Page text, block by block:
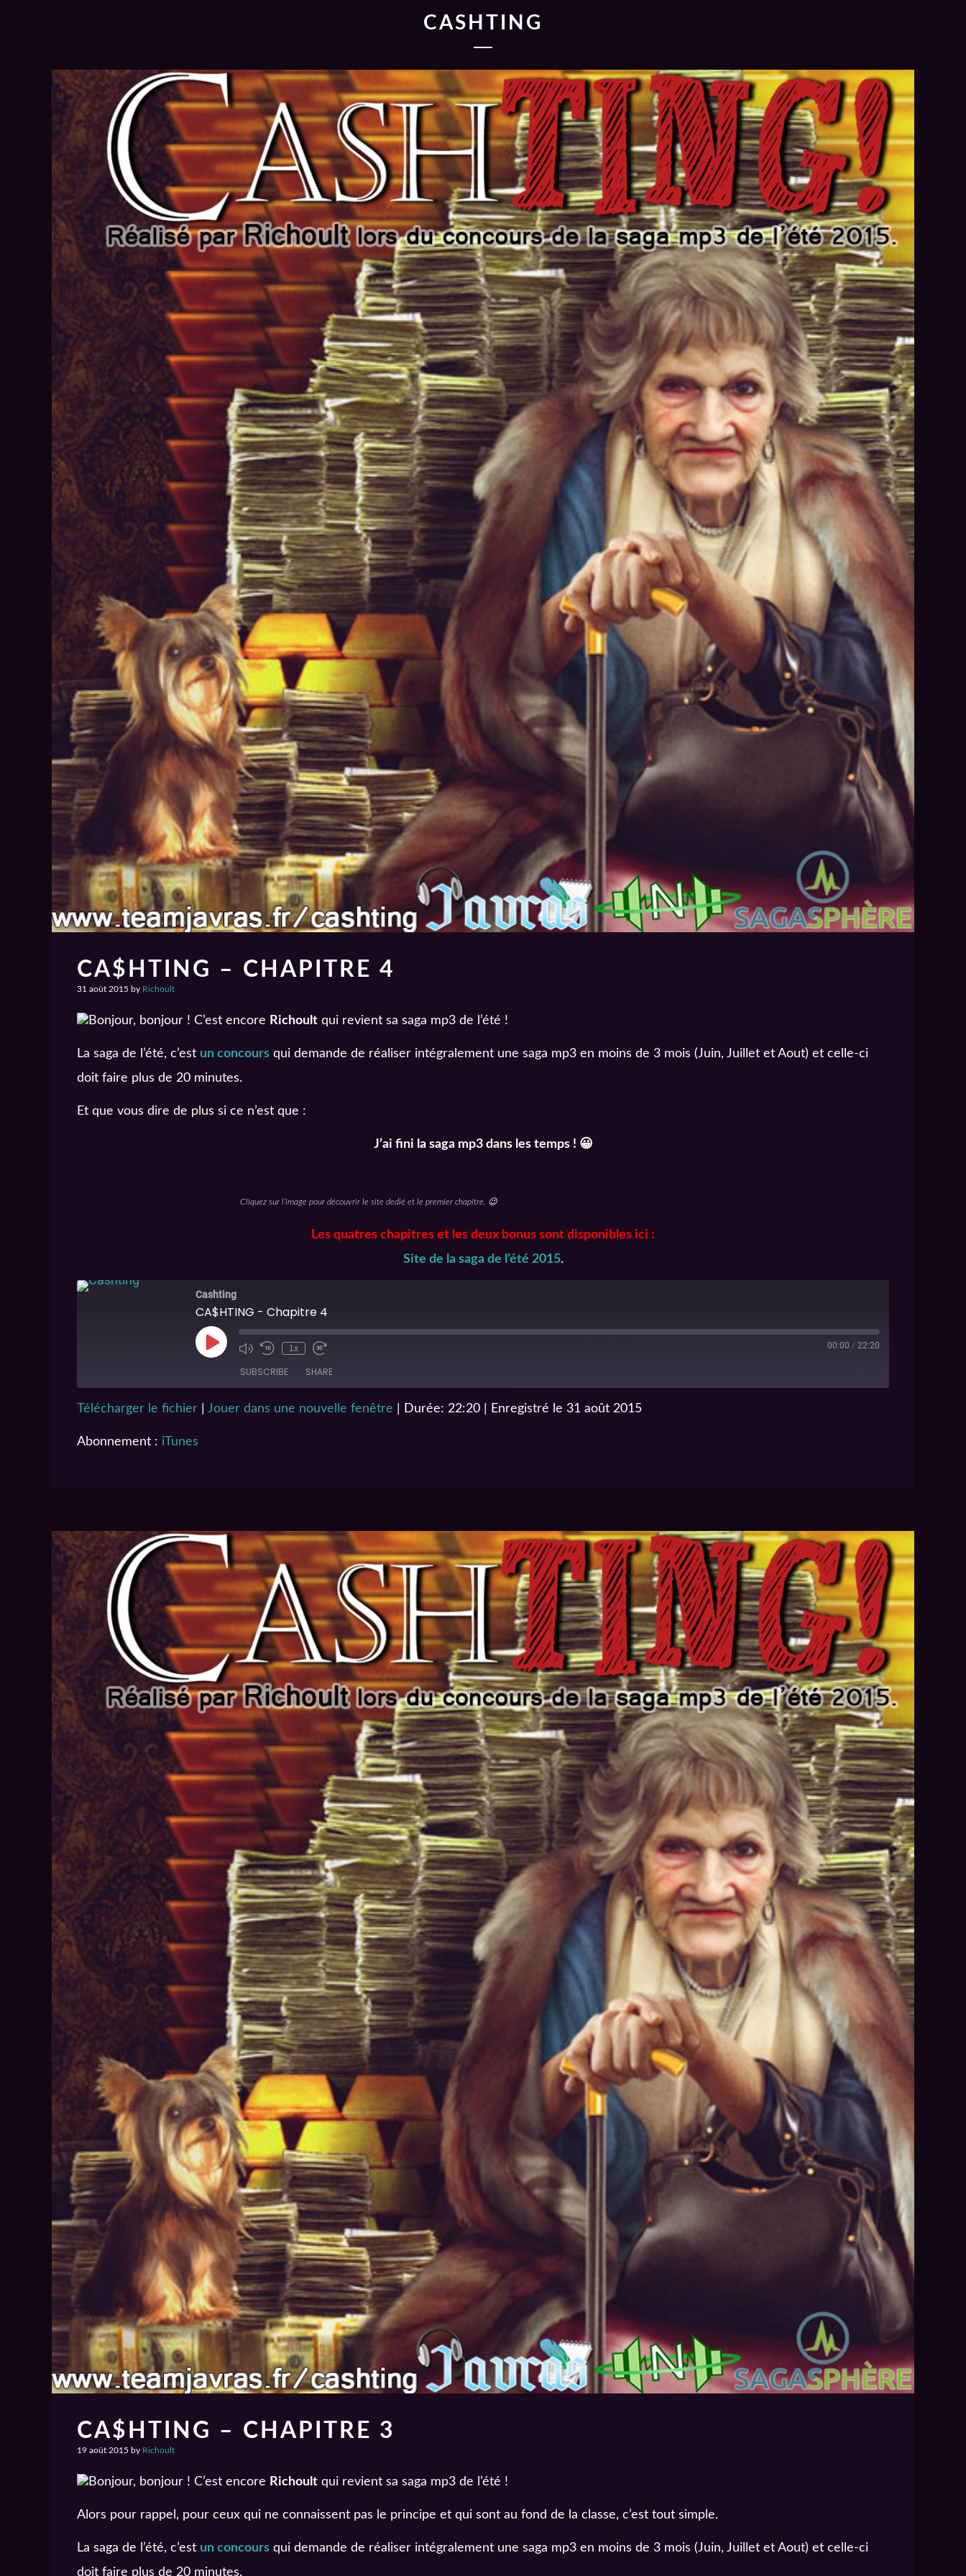
CASHTING
CA$HTING – CHAPITRE 4
31 août 2015 by Richoult
Bonjour, bonjour ! C’est encore Richoult qui revient sa saga mp3 de l’été !
La saga de l’été, c’est un concours qui demande de réaliser intégralement une saga mp3 en moins de 3 mois (Juin, Juillet et Aout) et celle-ci
doit faire plus de 20 minutes.
Et que vous dire de plus si ce n’est que :
J’ai fini la saga mp3 dans les temps ! 😀
Cliquez sur l’image pour découvrir le site dedié et le premier chapitre. 😉
Les quatres chapitres et les deux bonus sont disponibles ici :
Site de la saga de l’été 2015.
Cashting
CA$HTING - Chapitre 4
1x 00:00 / 22:20
SUBSCRIBE SHARE
iTunes
RSS FEED
SHARE
LINK
Télécharger le fichier Jouer dans une nouvelle fenêtre Durée: 22:20 Enregistré le 31 août 2015
Abonnement : iTunes
CA$HTING – CHAPITRE 3
19 août 2015 by Richoult
Bonjour, bonjour ! C’est encore Richoult qui revient sa saga mp3 de l’été !
Alors pour rappel, pour ceux qui ne connaissent pas le principe et qui sont au fond de la classe, c’est tout simple.
La saga de l’été, c’est un concours qui demande de réaliser intégralement une saga mp3 en moins de 3 mois (Juin, Juillet et Aout) et celle-ci
doit faire plus de 20 minutes.